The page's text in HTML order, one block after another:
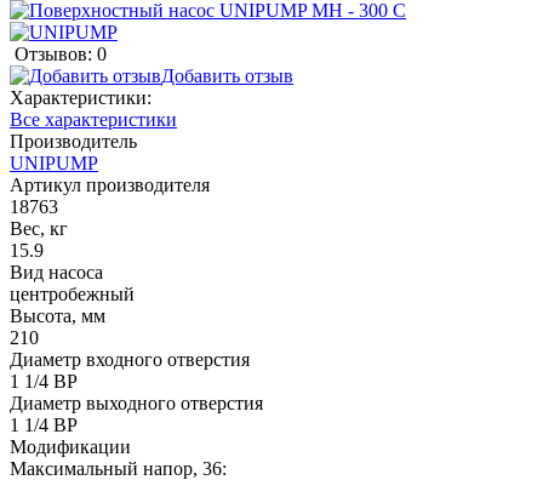
Отзывов: 0
Добавить отзыв
Характеристики:
Все характеристики
Производитель
UNIPUMP
Артикул производителя
18763
Вес, кг
15.9
Вид насоса
центробежный
Высота, мм
210
Диаметр входного отверстия
1 1/4 ВР
Диаметр выходного отверстия
1 1/4 ВР
Модификации
Максимальный напор, 36: